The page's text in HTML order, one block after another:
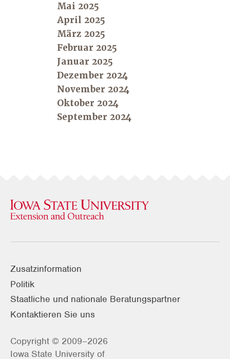
Mai 2025
April 2025
März 2025
Februar 2025
Januar 2025
Dezember 2024
November 2024
Oktober 2024
September 2024
Zusatzinformation
Politik
Staatliche und nationale Beratungspartner
Kontaktieren Sie uns
Copyright © 2009–2026
Iowa State University of